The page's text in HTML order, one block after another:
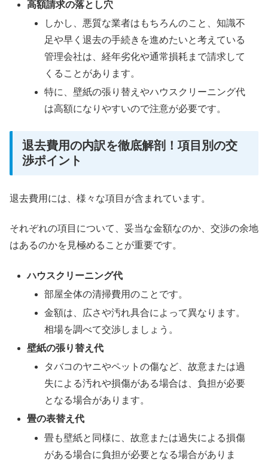
高額請求の落とし穴
しかし、悪質な業者はもちろんのこと、知識不
足や早く退去の手続きを進めたいと考えている
管理会社は、経年劣化や通常損耗まで請求して
くることがあります。
特に、壁紙の張り替えやハウスクリーニング代
は高額になりやすいので注意が必要です。
退去費用の内訳を徹底解剖！項目別の交
渉ポイント
退去費用には、様々な項目が含まれています。
それぞれの項目について、妥当な金額なのか、交渉の余地
はあるのかを見極めることが重要です。
ハウスクリーニング代
部屋全体の清掃費用のことです。
金額は、広さや汚れ具合によって異なります。
相場を調べて交渉しましょう。
壁紙の張り替え代
タバコのヤニやペットの傷など、故意または過
失による汚れや損傷がある場合は、負担が必要
となる場合があります。
畳の表替え代
畳も壁紙と同様に、故意または過失による損傷
がある場合に負担が必要となる場合がありま